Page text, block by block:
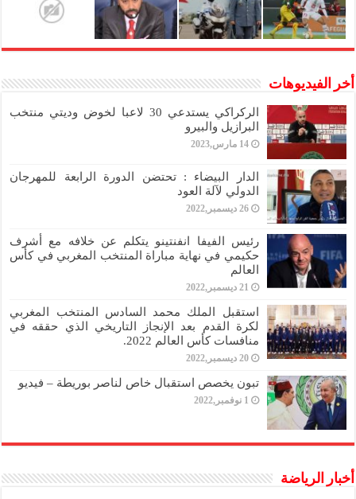
أخر الفيديوهات
الركراكي يستدعي 30 لاعبا لخوض وديتي منتخب
البرازيل والبيرو
14 مارس,2023
الدار البيضاء : تحتضن الدورة الرابعة للمهرجان
الدولي لآلة العود
26 ديسمبر,2022
رئيس الفيفا انفنتينو يتكلم عن خلافه مع أشرف
حكيمي في نهاية مباراة المنتخب المغربي في كأس
العالم
21 ديسمبر,2022
استقبل الملك محمد السادس المنتخب المغربي
لكرة القدم بعد الإنجاز التاريخي الذي حققه في
منافسات كأس العالم 2022.
20 ديسمبر,2022
تبون يخصص استقبال خاص لناصر بوريطة – فيديو
1 نوفمبر,2022
أخبار الرياضة